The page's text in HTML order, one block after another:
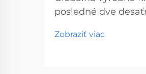
posledné dve
epicentrom výroby
Zobraziť viac